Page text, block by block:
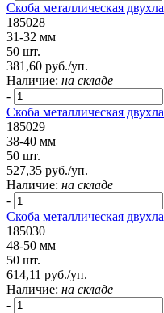
Скоба металлическая
185028
31-32 мм
50 шт.
381,60 руб./уп.
Наличие: на складе
-
Скоба металлическая
185029
38-40 мм
50 шт.
527,35 руб./уп.
Наличие: на складе
-
Скоба металлическая
185030
48-50 мм
50 шт.
614,11 руб./уп.
Наличие: на складе
-